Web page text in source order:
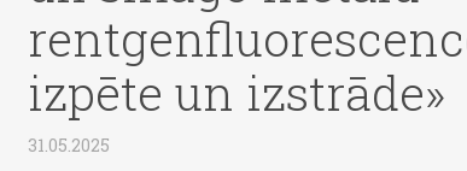
izpēte un izstrāde»
31.05.2025